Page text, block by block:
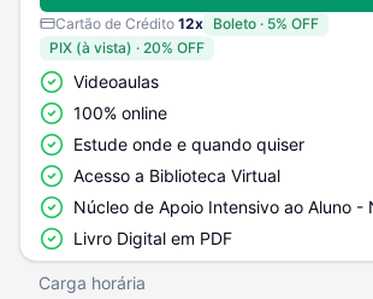
Cartão de Crédito 12x Boleto · 5% OFF
PIX (à vista) · 20% OFF
Videoaulas
100% online
Estude onde e quando quiser
Acesso a Biblioteca Virtual
Núcleo de Apoio Intensivo ao Aluno -
Livro Digital em PDF
Carga horária